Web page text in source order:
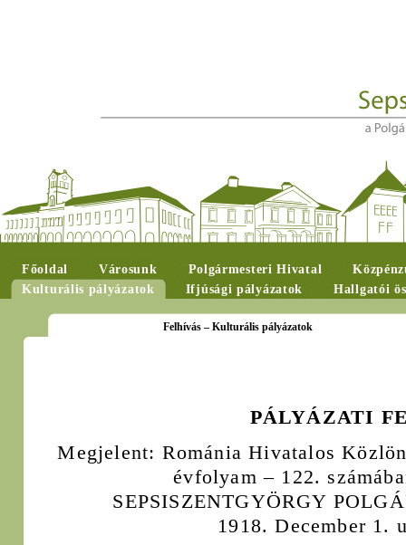
Főoldal Városunk Polgármesteri Hivatal
Kulturális pályázatok
Ifjúsági pályázatok Hallgatói
Felhívás – Kulturális pályázatok
PÁLYÁZATI
Megjelent: Románia Hivatalos
évfolyam – 122.
SEPSISZENTGYÖRGY
1918. December 1.